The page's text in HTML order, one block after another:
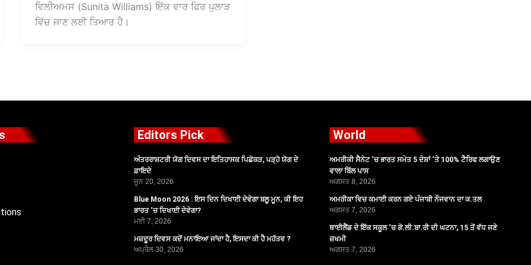
ਵਿਲੀਅਮਸ (Sunita Williams) ਇੱਕ ਵਾਰ ਫਿਰ ਪੁਲਾੜ
ਵਿੱਚ ਜਾਣ ਲਈ ਤਿਆਰ ਹੈ।
Editors Pick
ਅੰਤਰਰਾਸ਼ਟਰੀ ਯੋਗ ਦਿਵਸ ਦਾ ਇਤਿਹਾਸਕ ਪਿਛੋਕੜ, ਪੜ੍ਹੋ ਯੋਗ ਦੇ
ਫ਼ਾਇਦੇ
ਜੂਨ 20, 2026
Blue Moon 2026 : ਇਸ ਦਿਨ ਦਿਖਾਈ ਦੇਵੇਗਾ ਬਲੂ ਮੂਨ, ਕੀ ਇਹ
ਭਾਰਤ ‘ਚ ਦਿਖਾਈ ਦੇਵੇਗਾ?
ਮਈ 7, 2026
ਮਜ਼ਦੂਰ ਦਿਵਸ ਕਦੋਂ ਮਨਾਇਆ ਜਾਂਦਾ ਹੈ, ਇਸਦਾ ਕੀ ਹੈ ਮਹੱਤਵ ?
ਅਪ੍ਰੈਲ 30, 2026
World
ਅਮਰੀਕੀ ਸੈਨੇਟ ‘ਚ ਭਾਰਤ ਸਮੇਤ 5 ਦੇਸ਼ਾਂ ‘ਤੇ 100% ਟੈਰਿਫ ਲਗਾਉਣ
ਵਾਲਾ ਬਿੱਲ ਪਾਸ
ਅਗਸਤ 8, 2026
ਅਮਰੀਕਾ ਵਿਚ ਕਮਾਈ ਕਰਨ ਗਏ ਪੰਜਾਬੀ ਨੌਜਵਾਨ ਦਾ ਕ.ਤਲ
ਅਗਸਤ 7, 2026
ਥਾਈਲੈਂਡ ਦੇ ਇੱਕ ਸਕੂਲ ‘ਚ ਗੋ.ਲੀ.ਬਾ.ਰੀ ਦੀ ਘਟਨਾ, 15 ਤੋਂ ਵੱਧ ਜਣੇ
ਜ਼ਖਮੀ
ਅਗਸਤ 7, 2026